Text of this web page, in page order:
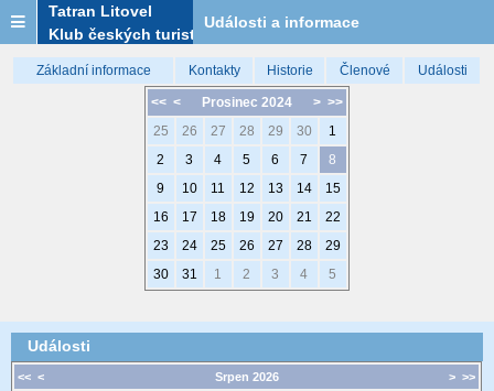
Tatran Litovel
Klub českých turistů
Události a informace
Základní informace Kontakty Historie Členové Události
<< < > >>
Prosinec 2024
25
26 27 28 29 30
1
2
3 4 5 6 7
8
9
10 11 12 13 14
15
16
17 18 19 20 21
22
23
24 25 26 27 28
29
30
31 1 2 3 4 5
Události
<< < > >>
Srpen 2026